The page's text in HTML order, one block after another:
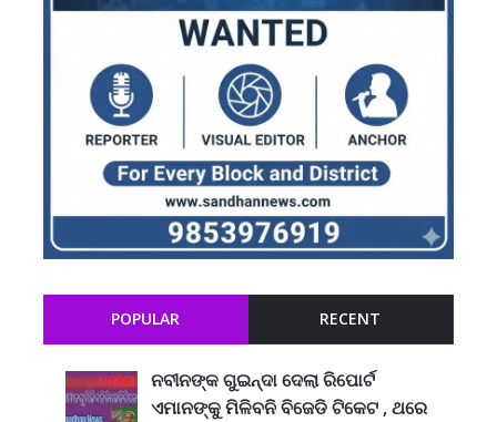
POPULAR RECENT
ନବୀନଙ୍କ ଗୁଇନ୍ଦା ଦେଲା ରିପୋର୍ଟ
ଏମାନଙ୍କୁ ମିଳିବନି ବିଜେଡି ଟିକେଟ , ଥରେ